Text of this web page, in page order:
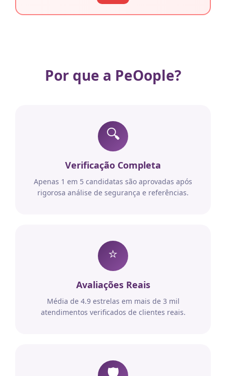
Por que a PeOople?
🔍
Verificação Completa
Apenas 1 em 5 candidatas são aprovadas após
rigorosa análise de segurança e referências.
⭐
Avaliações Reais
Média de 4.9 estrelas em mais de 3 mil
atendimentos verificados de clientes reais.